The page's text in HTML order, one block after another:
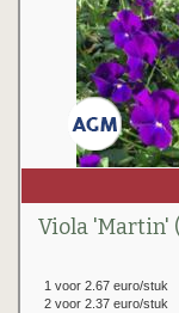
Viola 'Martin'
1 voor 2.67 euro/stuk
2 voor 2.37 euro/stuk